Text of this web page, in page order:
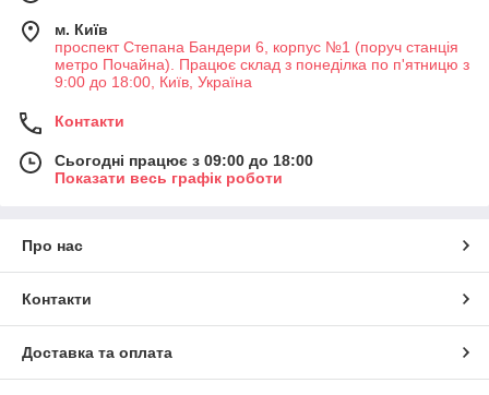
м. Київ
проспект Степана Бандери 6, корпус №1 (поруч станція
метро Почайна). Працює склад з понеділка по п'ятницю з
9:00 до 18:00, Київ, Україна
Контакти
Сьогодні працює з 09:00 до 18:00
Показати весь графік роботи
Про нас
Контакти
Доставка та оплата